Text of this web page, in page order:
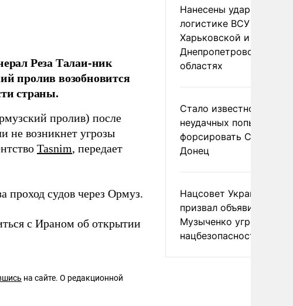
Реза Талаи-ник
пролив возобновится
страны.
пролив) после
не возникнет угрозы
Tasnim, передает
проход судов через Ормуз.
с Ираном об открытии
на сайте. О редакционной
Нанесены удары по
логистике ВСУ в
Харьковской и
Днепропетровской
областях
Стало известно о
неудачных попытках
форсировать
Донец
Нацсовет Украины по
призвал объявить
Музыченко угрозой
нацбезопасности